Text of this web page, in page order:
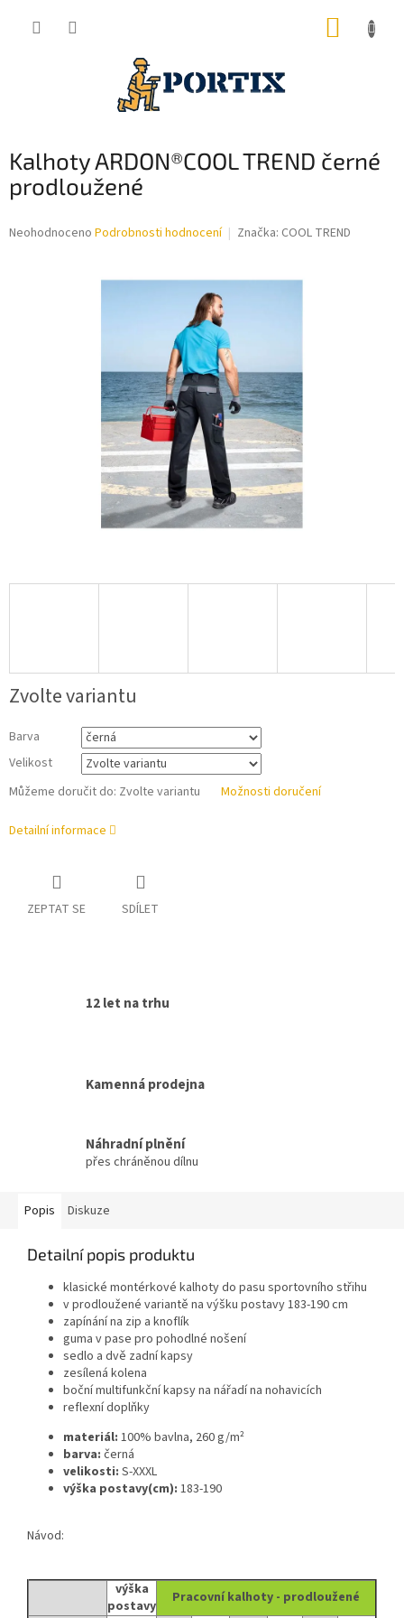
Kalhoty ARDON®COOL TREND černé
prodloužené
Průměrné
Neohodnoceno Podrobnosti hodnocení Značka: COOL TREND
Zvolte variantu
Barva
Velikost
Můžeme doručit do: Zvolte variantu Možnosti doručení
Detailní informace
ZEPTAT SE SDÍLET
12 let na trhu
Kamenná prodejna
Náhradní plnění
přes chráněnou dílnu
Popis Diskuze
Detailní popis produktu
klasické montérkové kalhoty do pasu sportovního střihu
v prodloužené variantě na výšku postavy 183-190 cm
zapínání na zip a knoflík
guma v pase pro pohodlné nošení
sedlo a dvě zadní kapsy
zesílená kolena
boční multifunkční kapsy na nářadí na nohavicích
reflexní doplňky
materiál: 100% bavlna, 260 g/m²
barva: černá
velikosti: S-XXXL
výška postavy(cm): 183-190
Návod:
výška
postavy
Pracovní kalhoty - prodloužené